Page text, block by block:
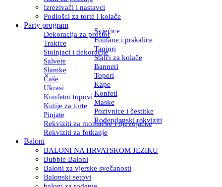
Izrezivači i nastavci
Podlošci za torte i kolače
Party program
Dekoracija za prostor
Svjećice
Trakice
Fontane i prskalice
Stolnjaci i dekoracije
Tanjuri
Salvete
Stalci za kolače
Slamke
Banneri
Čaše
Toperi
Ukrasi
Kape
Konfetni topovi Konfeti
Kutije za torte
Maske
Pinjate
Pozivnice i čestitke
Rekviziti za momačke i djevojačke
Rođendanski rekviziti
Rekviziti za fotkanje
Baloni
BALONI NA HRVATSKOM JEZIKU
Bubble Baloni
Baloni za vjerske svečanosti
Balonski setovi